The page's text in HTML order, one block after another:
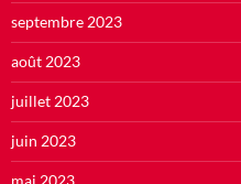
septembre 2023
août 2023
juillet 2023
juin 2023
mai 2023